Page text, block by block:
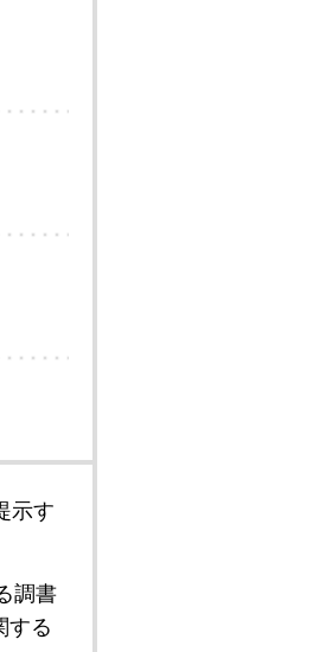
示す
調書
する